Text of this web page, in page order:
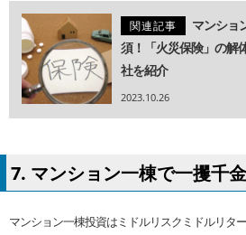
関連記事
マンショ
須！「火災保険」の解
社を紹介
2023.10.26
7. マンション一棟で一攫千金
マンション一棟投資はミドルリスクミドルリタ